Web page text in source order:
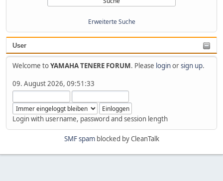
Erweiterte Suche
User
Welcome toYAMAHA TENERE FORUM. Please loginorsign up.
09. August 2026, 09:51:33
Login with username, password and session length
SMF spamblocked by CleanTalk